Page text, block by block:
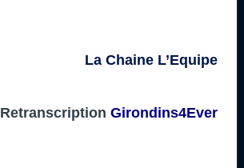
La Chaine L’Equipe
Retranscription Girondins4Ever